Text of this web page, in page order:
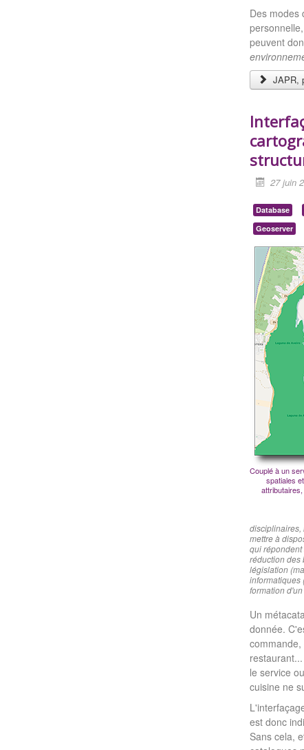
Des modes
peuvent
JAPR,
27 juin
Database
Geoserver
Couplé à un
spatiales
disciplinaires,
mettre à
qui répondent
réduction des
législation
informatiques
formation
Un
donnée.
le service
cuisine ne
est donc
Sans cela,